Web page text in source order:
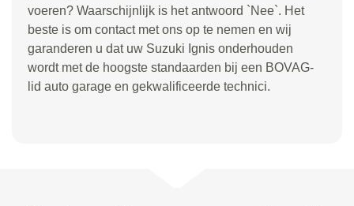
voeren? Waarschijnlijk is het antwoord `Nee`. Het
beste is om contact met ons op te nemen en wij
garanderen u dat uw Suzuki Ignis onderhouden
wordt met de hoogste standaarden bij een BOVAG-
lid auto garage en gekwalificeerde technici.